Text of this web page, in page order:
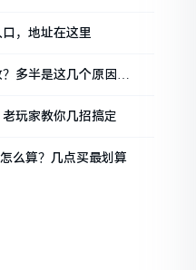
，地址在这里
多半是这几个原因闹
玩家教你几招搞定
么算？几点买最划算